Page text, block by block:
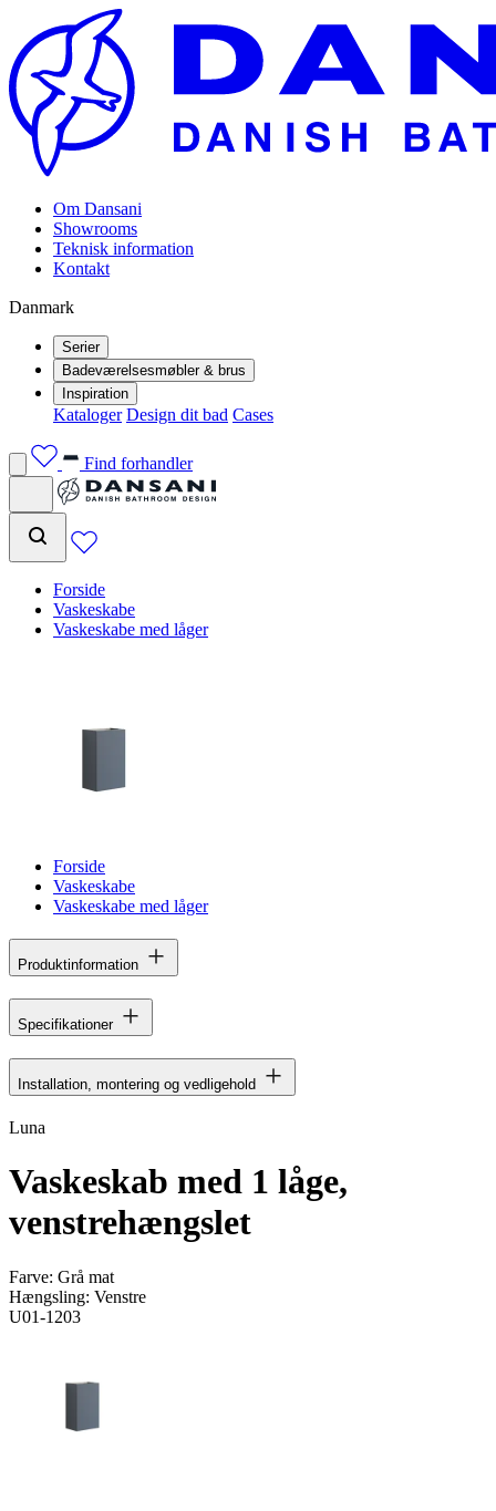
Om Dansani
Showrooms
Teknisk information
Kontakt
Danmark
Serier
Badeværelsesmøbler & brus
Inspiration
Kataloger Design dit bad Cases
Find forhandler
Forside
Vaskeskabe
Vaskeskabe med låger
Forside
Vaskeskabe
Vaskeskabe med låger
Produktinformation
Specifikationer
Installation, montering og vedligehold
Luna
Vaskeskab med 1 låge,
venstrehængslet
Farve: Grå mat
Hængsling: Venstre
U01-1203